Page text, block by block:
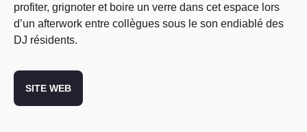
profiter, grignoter et boire un verre dans cet espace lors
d’un afterwork entre collègues sous le son endiablé des
DJ résidents.
SITE WEB